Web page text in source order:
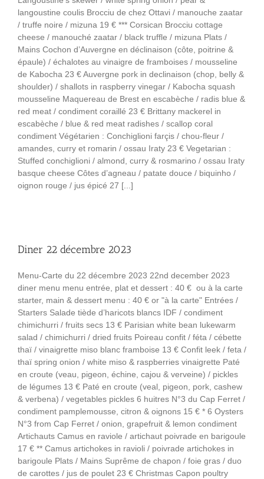
langoustine coulis Brocciu de chez Ottavi / manouche zaatar
/ truffe noire / mizuna 19 € *** Corsican Brocciu cottage
cheese / manouché zaatar / black truffle / mizuna Plats /
Mains Cochon d’Auvergne en déclinaison (côte, poitrine &
épaule) / échalotes au vinaigre de framboises / mousseline
de Kabocha 23 € Auvergne pork in declinaison (chop, belly &
shoulder) / shallots in raspberry vinegar / Kabocha squash
mousseline Maquereau de Brest en escabèche / radis blue &
red meat / condiment coraillé 23 € Brittany mackerel in
escabèche / blue & red meat radishes / scallop coral
condiment Végétarien : Conchiglioni farçis / chou-fleur /
amandes, curry et romarin / ossau Iraty 23 € Vegetarian :
Stuffed conchiglioni / almond, curry & rosmarino / ossau Iraty
basque cheese Côtes d’agneau / patate douce / biquinho /
oignon rouge / jus épicé 27 [...]
Diner 22 décembre 2023
Menu-Carte du 22 décembre 2023 22nd december 2023
diner menu menu entrée, plat et dessert : 40 € ou à la carte
starter, main & dessert menu : 40 € or "à la carte" Entrées /
Starters Salade tiède d’haricots blancs IDF / condiment
chimichurri / fruits secs 13 € Parisian white bean lukewarm
salad / chimichurri / dried fruits Poireau confit / féta / cébette
thaï / vinaigrette miso blanc framboise 13 € Confit leek / feta /
thaï spring onion / white miso & raspberries vinaigrette Paté
en croute (veau, pigeon, échine, cajou & verveine) / pickles
de légumes 13 € Paté en croute (veal, pigeon, pork, cashew
& verbena) / vegetables pickles 6 huitres N°3 du Cap Ferret /
condiment pamplemousse, citron & oignons 15 € * 6 Oysters
N°3 from Cap Ferret / onion, grapefruit & lemon condiment
Artichauts Camus en raviole / artichaut poivrade en barigoule
17 € ** Camus artichokes in ravioli / poivrade artichokes in
barigoule Plats / Mains Suprême de chapon / foie gras / duo
de carottes / jus de poulet 23 € Christmas Capon poultry